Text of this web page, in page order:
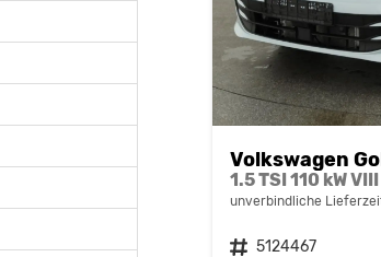
Volkswagen
unverbindliche
Fahrzeugnr. 5124467